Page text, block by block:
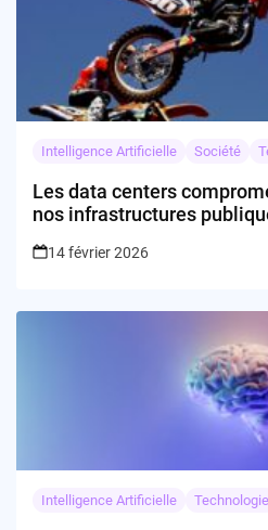
Intelligence Artificielle Société
Les data centers
nos infrastructures
14 février 2026
Intelligence Artificielle Technologie